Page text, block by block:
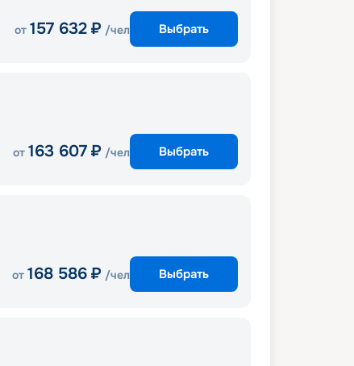
от 157 632 ₽ /чел Выбрать
от 163 607 ₽ /чел Выбрать
от 168 586 ₽ /чел Выбрать